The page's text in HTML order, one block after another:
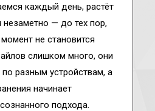
каждый день, растёт
незаметно — до тех пор,
не становится
слишком много, они
разным устройствам, а
начинает
подхода.